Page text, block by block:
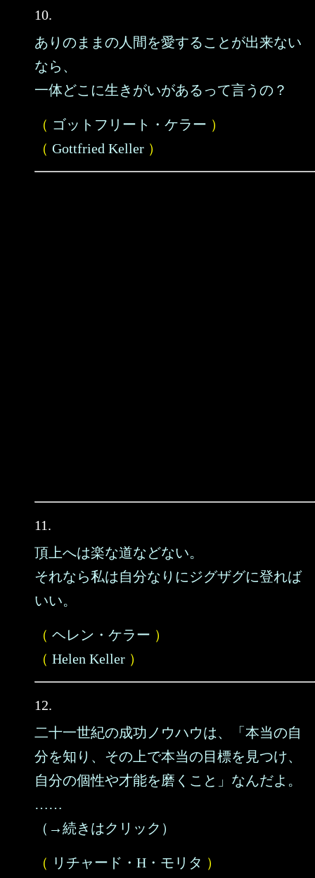
10.
ありのままの人間を愛することが出来ない
なら、
一体どこに生きがいがあるって言うの？
（ ゴットフリート・ケラー ）
（ Gottfried Keller ）
11.
頂上へは楽な道などない。
それなら私は自分なりにジグザグに登れば
いい。
（ ヘレン・ケラー ）
（ Helen Keller ）
12.
二十一世紀の成功ノウハウは、「本当の自
分を知り、その上で本当の目標を見つけ、
自分の個性や才能を磨くこと」なんだよ。
……
（→続きはクリック）
（ リチャード・H・モリタ ）